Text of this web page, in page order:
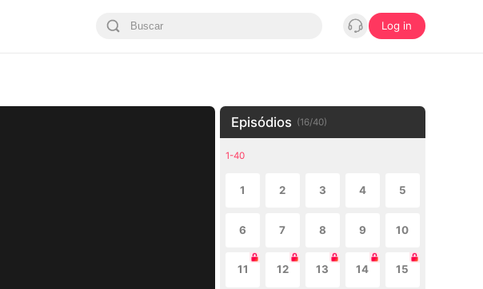
Log in
Episódios (16/40)
1-40
1 2 3 4 5
6 7 8 9 10
11 12 13 14 15